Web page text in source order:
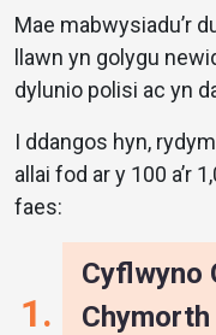
Mae mabwysiadu’r
llawn yn golygu
dylunio polisi ac yn
I ddangos hyn,
allai fod ar y 100 a’r
faes:
Cyflwyno